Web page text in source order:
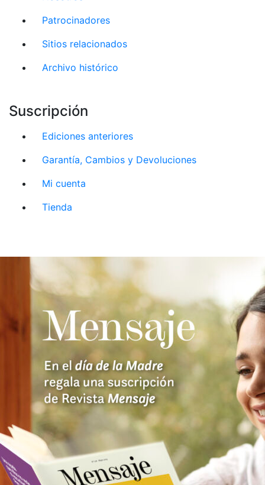
Patrocinadores
Sitios relacionados
Archivo histórico
Suscripción
Ediciones anteriores
Garantía, Cambios y Devoluciones
Mi cuenta
Tienda